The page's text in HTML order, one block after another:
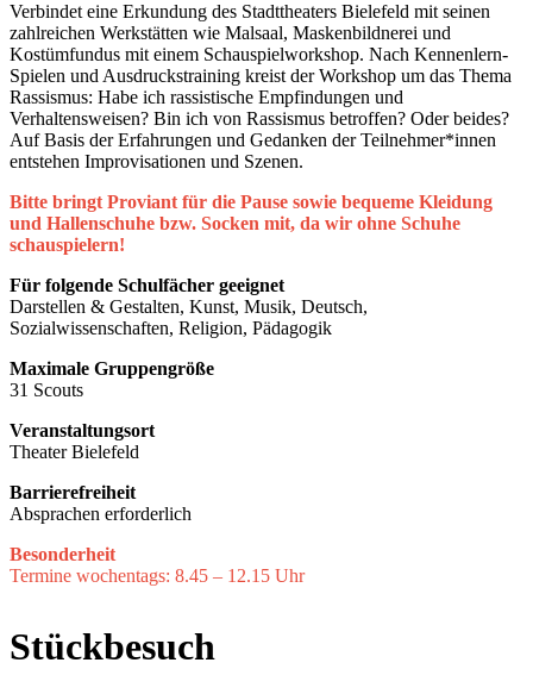
Verbindet eine Erkundung des Stadttheaters Bielefeld mit seinen
zahlreichen Werkstätten wie Malsaal, Maskenbildnerei und
Kostümfundus mit einem Schauspielworkshop. Nach Kennenlern-
Spielen und Ausdruckstraining kreist der Workshop um das Thema
Rassismus: Habe ich rassistische Empfindungen und
Verhaltensweisen? Bin ich von Rassismus betroffen? Oder beides?
Auf Basis der Erfahrungen und Gedanken der Teilnehmer*innen
entstehen Improvisationen und Szenen.
Bitte bringt Proviant für die Pause sowie bequeme Kleidung
und Hallenschuhe bzw. Socken mit, da wir ohne Schuhe
schauspielern!
Für folgende Schulfächer geeignet
Darstellen & Gestalten, Kunst, Musik, Deutsch,
Sozialwissenschaften, Religion, Pädagogik
Maximale Gruppengröße
31 Scouts
Veranstaltungsort
Theater Bielefeld
Barrierefreiheit
Absprachen erforderlich
Besonderheit
Termine wochentags: 8.45 – 12.15 Uhr
Stückbesuch